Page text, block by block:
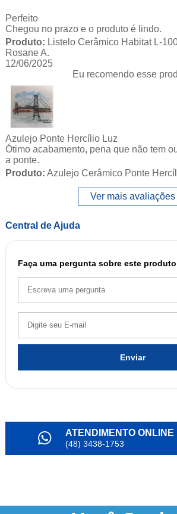
Perfeito
Chegou no prazo e o produto é lindo.
Produto: Listelo Cerâmico Habitat L-
Rosane A.
12/06/2025
Eu recomendo esse
Azulejo Ponte Hercílio Luz
Ótimo acabamento, pena que não tem
a ponte.
Produto: Azulejo Cerâmico Ponte
Ver mais avaliações
Central de Ajuda
Faça uma pergunta sobre este produto
Enviar
ATENDIMENTO ONLINE
(48) 3438-1753
NOSSO INSTAGRAM